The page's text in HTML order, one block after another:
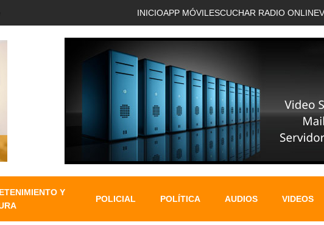
INICIOAPP MÓVIL ESCUCHAR RADIO ONLINE
Y
POLICIAL POLÍTICA AUDIOS VIDEOS